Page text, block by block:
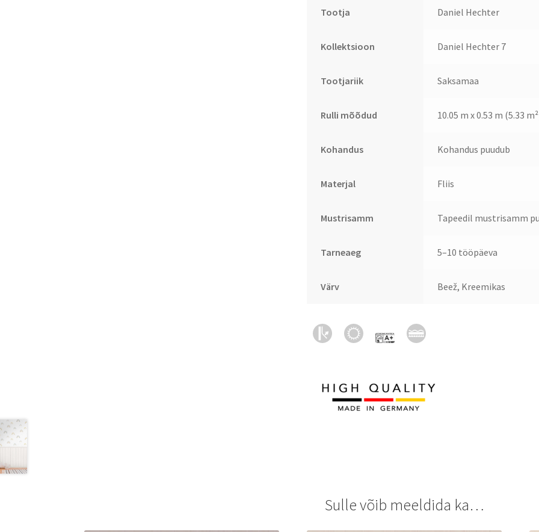
Tootja Daniel Hechter
Kollektsioon Daniel Hechter 7
Tootjariik Saksamaa
Rulli mõõdud 10.05 m x 0.53 m (5.33
Kohandus Kohandus puudub
Materjal Fliis
Mustrisamm Tapeedil mustrisamm
Tarneaeg 5–10 tööpäeva
Värv Beež, Kreemikas
Sulle võib meeldida ka…